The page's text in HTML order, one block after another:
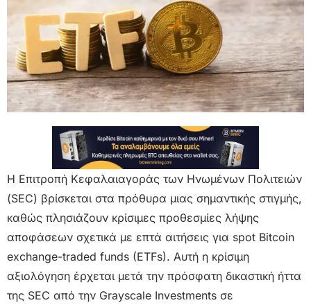
Η Επιτροπή Κεφαλαιαγοράς των Ηνωμένων Πολιτειών
(SEC) βρίσκεται στα πρόθυρα μιας σημαντικής στιγμής,
καθώς πλησιάζουν κρίσιμες προθεσμίες λήψης
αποφάσεων σχετικά με επτά αιτήσεις για spot Bitcoin
exchange-traded funds (ETFs). Αυτή η κρίσιμη
αξιολόγηση έρχεται μετά την πρόσφατη δικαστική ήττα
της SEC από την Grayscale Investments σε